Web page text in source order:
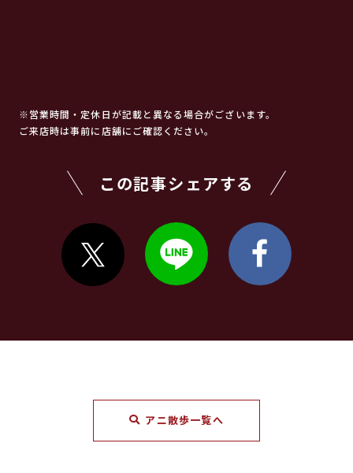
※営業時間・定休日が記載と異なる場合がございます。
ご来店時は事前に店舗にご確認ください。
この記事シェアする
アニ散歩一覧へ